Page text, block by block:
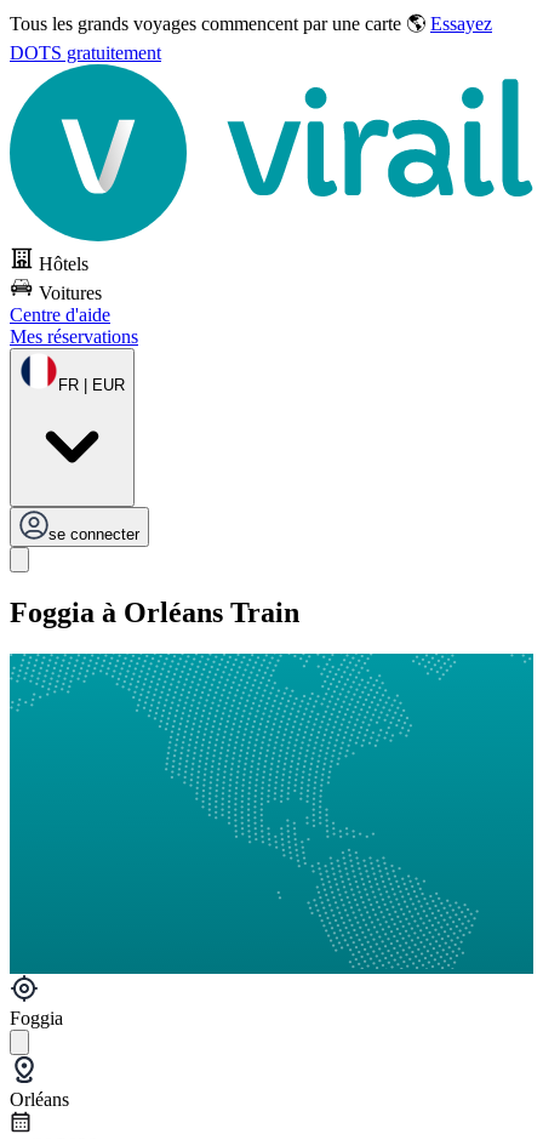
Tous les grands voyages commencent par une carte 🌎 Essayez
DOTS gratuitement
Hôtels
Voitures
Centre d'aide
Mes réservations
FR | EUR
se connecter
Foggia à Orléans Train
Foggia
Orléans